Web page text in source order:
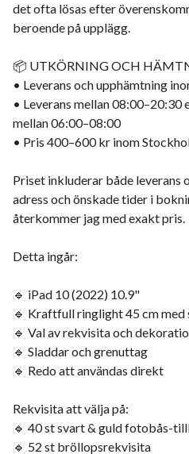
det ofta lösas efter
beroende på upplägg.
📦 UTKÖRNING OCH
• Leverans och upphämtning
• Leverans mellan
mellan 06:00–08:00
• Pris 400–600 kr inom
Priset inkluderar både leverans
adress och önskade tider i
återkommer jag med exakt pris.
Detta ingår:
🔹 iPad 10 (2022) 10.9"
🔹 Kraftfull ringlight 45 cm med
🔹 Val av rekvisita och
🔹 Sladdar och grenuttag
🔹 Redo att användas direkt
Rekvisita att välja på:
🔹 40 st svart & guld fotobås-
🔹 52 st bröllopsrekvisita